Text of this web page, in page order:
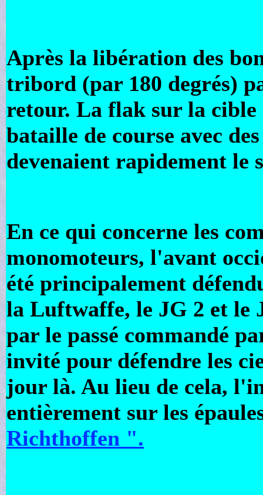
Après la libération des
tribord (par 180 degrés)
retour. La flak sur la cible
bataille de course avec
devenaient rapidement le
En ce qui concerne les
monomoteurs, l'avant
été principalement
la Luftwaffe, le JG 2 et le
par le passé commandé
invité pour défendre les
jour là. Au lieu de cela,
entièrement sur les
Richthoffen ".